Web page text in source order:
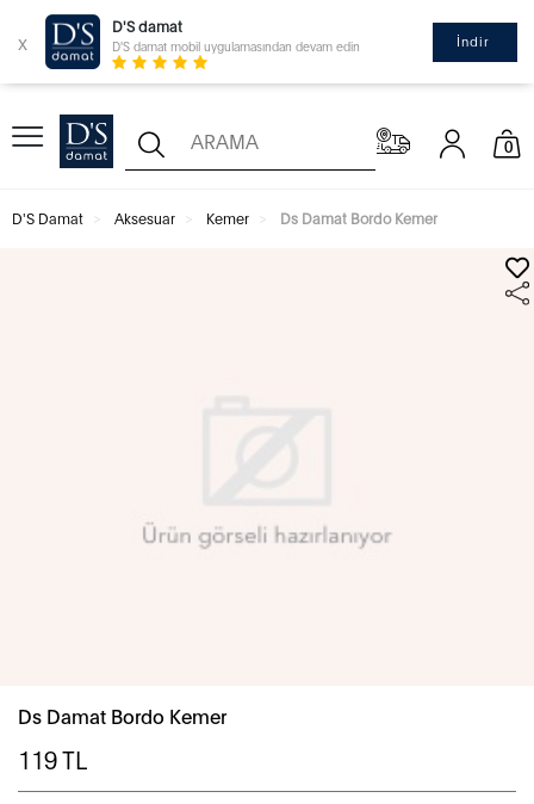
x
D'S damat
D'S damat mobil uygulamasından devam edin İndir
0
D'S Damat Aksesuar Kemer Ds Damat Bordo Kemer
Ds Damat Bordo Kemer
119TL